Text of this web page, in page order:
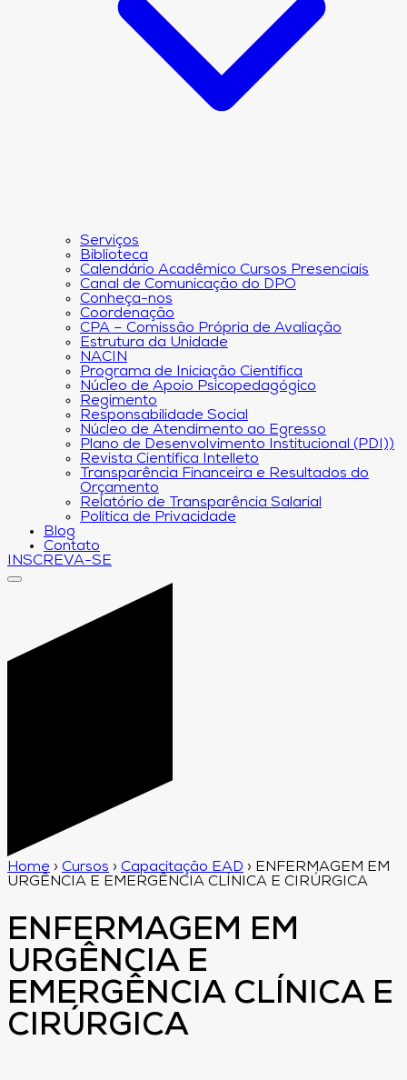
Serviços
Biblioteca
Calendário Acadêmico Cursos Presenciais
Canal de Comunicação do DPO
Conheça-nos
Coordenação
CPA – Comissão Própria de Avaliação
Estrutura da Unidade
NACIN
Programa de Iniciação Científica
Núcleo de Apoio Psicopedagógico
Regimento
Responsabilidade Social
Núcleo de Atendimento ao Egresso
Plano de Desenvolvimento Institucional (PDI))
Revista Científica Intelleto
Transparência Financeira e Resultados do
Orçamento
Relatório de Transparência Salarial
Política de Privacidade
Blog
Contato
INSCREVA-SE
Home › Cursos › Capacitação EAD › ENFERMAGEM EM
URGÊNCIA E EMERGÊNCIA CLÍNICA E CIRÚRGICA
ENFERMAGEM EM
URGÊNCIA E
EMERGÊNCIA CLÍNICA E
CIRÚRGICA